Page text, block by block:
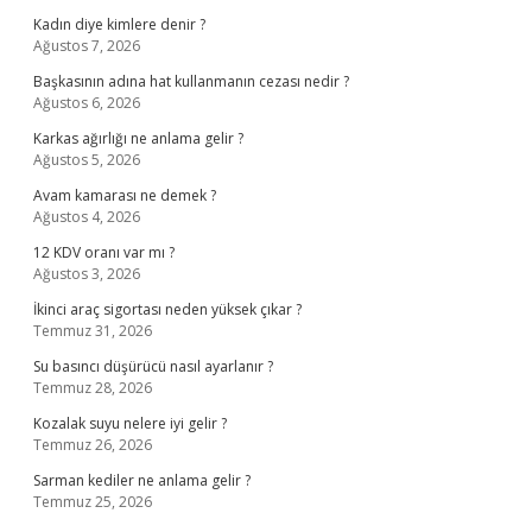
Kadın diye kimlere denir ?
Ağustos 7, 2026
Başkasının adına hat kullanmanın cezası nedir ?
Ağustos 6, 2026
Karkas ağırlığı ne anlama gelir ?
Ağustos 5, 2026
Avam kamarası ne demek ?
Ağustos 4, 2026
12 KDV oranı var mı ?
Ağustos 3, 2026
İkinci araç sigortası neden yüksek çıkar ?
Temmuz 31, 2026
Su basıncı düşürücü nasıl ayarlanır ?
Temmuz 28, 2026
Kozalak suyu nelere iyi gelir ?
Temmuz 26, 2026
Sarman kediler ne anlama gelir ?
Temmuz 25, 2026